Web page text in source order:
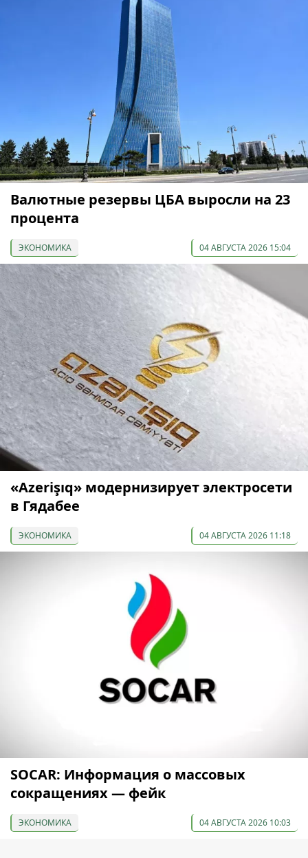
Валютные резервы ЦБА выросли на 23
процента
ЭКОНОМИКА 04 АВГУСТА 2026 15:04
«Azerişıq» модернизирует электросети
в Гядабее
ЭКОНОМИКА 04 АВГУСТА 2026 11:18
SOCAR: Информация о массовых
сокращениях — фейк
ЭКОНОМИКА 04 АВГУСТА 2026 10:03